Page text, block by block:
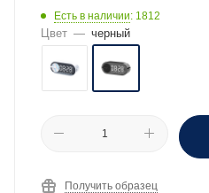
Есть в наличии: 1812
Цвет — черный
Получить образец